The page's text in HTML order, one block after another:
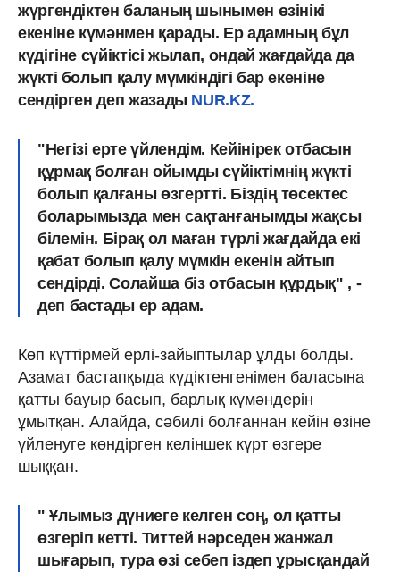
жүргендіктен баланың шынымен өзінікі
екеніне күмәнмен қарады. Ер адамның бұл
күдігіне сүйіктісі жылап, ондай жағдайда да
жүкті болып қалу мүмкіндігі бар екеніне
сендірген деп жазады NUR.KZ.
"Негізі ерте үйлендім. Кейінірек отбасын
құрмақ болған ойымдысүйіктімнің жүкті
болып қалғаны өзгертті. Біздің төсектес
боларымызда мен сақтанғанымды жақсы
білемін. Бірақ ол мағантүрлі жағдайда екі
қабат болып қалу мүмкін екенін айтып
сендірді. Солайша біз отбасын құрдық" , -
деп бастады ер адам.
Көп күттірмей ерлі-зайыптылар ұлды болды.
Азамат бастапқыда күдіктенгенімен баласына
қатты бауыр басып, барлық күмәндерін
ұмытқан. Алайда, сәбилі болғаннан кейін өзіне
үйленуге көндірген келіншек күрт өзгере
шыққан.
" Ұлымыз дүниеге келген соң, ол қатты
өзгеріп кетті. Титтей нәрседен жанжал
шығарып, тура өзі себеп іздеп ұрысқандай